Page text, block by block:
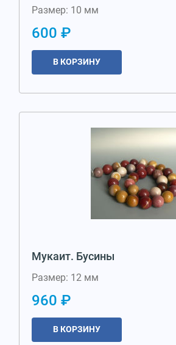
Размер: 10 мм
600 ₽
В КОРЗИНУ
Мукаит. Бусины
Размер: 12 мм
960 ₽
В КОРЗИНУ